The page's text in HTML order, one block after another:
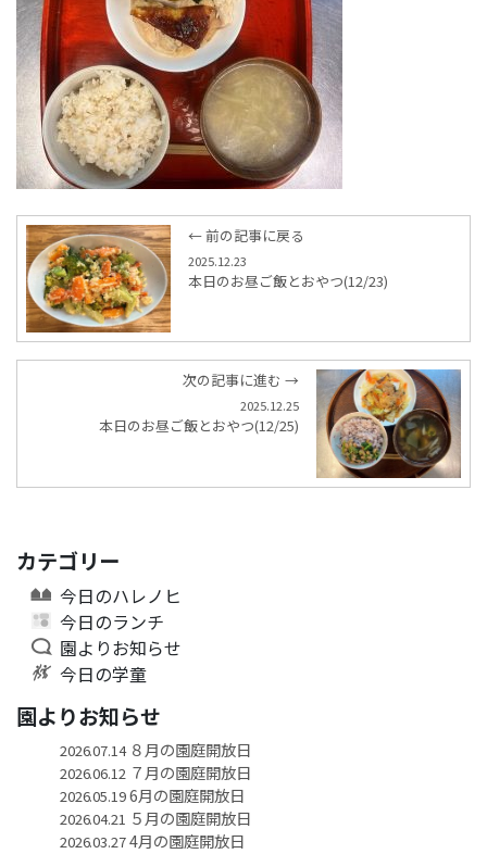
← 前の記事に戻る
2025.12.23
本日のお昼ご飯とおやつ(12/23)
次の記事に進む →
2025.12.25
本日のお昼ご飯とおやつ(12/25)
カテゴリー
今日のハレノヒ
今日のランチ
園よりお知らせ
今日の学童
園よりお知らせ
2026.07.14８月の園庭開放日
2026.06.12７月の園庭開放日
2026.05.196月の園庭開放日
2026.04.21 ５月の園庭開放日
2026.03.274月の園庭開放日